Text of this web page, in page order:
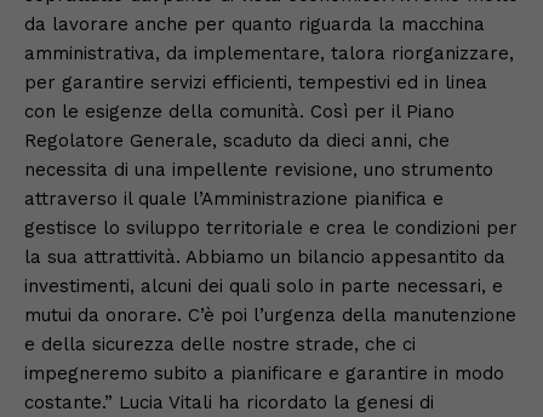
da lavorare anche per quanto riguarda la macchina
amministrativa, da implementare, talora riorganizzare,
per garantire servizi efficienti, tempestivi ed in linea
con le esigenze della comunità. Così per il Piano
Regolatore Generale, scaduto da dieci anni, che
necessita di una impellente revisione, uno strumento
attraverso il quale l’Amministrazione pianifica e
gestisce lo sviluppo territoriale e crea le condizioni per
la sua attrattività. Abbiamo un bilancio appesantito da
investimenti, alcuni dei quali solo in parte necessari, e
mutui da onorare. C’è poi l’urgenza della manutenzione
e della sicurezza delle nostre strade, che ci
impegneremo subito a pianificare e garantire in modo
costante.” Lucia Vitali ha ricordato la genesi di